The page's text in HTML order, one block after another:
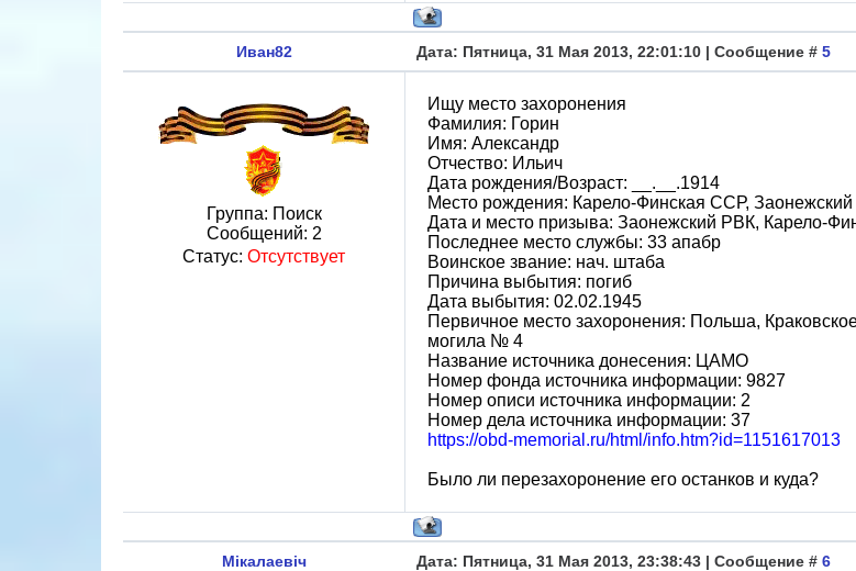
Иван82 Дата: Пятница, 31 Мая 2013, 22:01:10 | Сообщение # 5
Группа: Поиск
Сообщений: 2
Статус: Отсутствует
Ищу место захоронения
Фамилия: Горин
Имя: Александр
Отчество: Ильич
Дата рождения/Возраст: __.__.1914
Место рождения: Карело-Финская ССР,
Дата и место призыва: Заонежский РВК, Карело-
Последнее место службы: 33 апабр
Воинское звание: нач. штаба
Причина выбытия: погиб
Дата выбытия: 02.02.1945
Первичное место захоронения: Польша,
могила № 4
Название источника донесения: ЦАМО
Номер фонда источника информации: 9827
Номер описи источника информации: 2
Номер дела источника информации: 37
https://obd-memorial.ru/html/info.htm?id=1151617013
Было ли перезахоронение его останков и куда?
Мікалаевіч Дата: Пятница, 31 Мая 2013, 23:38:43 | Сообщение # 6